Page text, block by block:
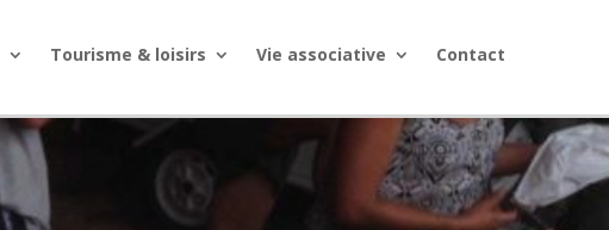
Tourisme & loisirs Vie associative Contact